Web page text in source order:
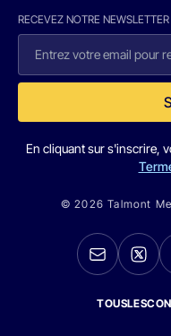
RECEVEZ NOTRE NEWSLETTER
En cliquant sur s'inscrire,
© 2026 Talmont